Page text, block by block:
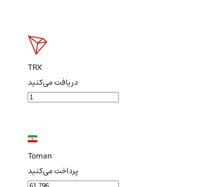
TRX
دریافت می‌کنید
Toman
پرداخت می‌کنید